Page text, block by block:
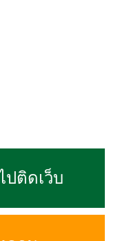
ปติดเว็บ